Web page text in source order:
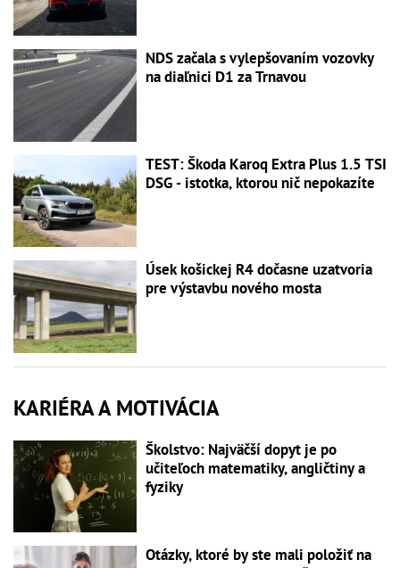
NDS začala s vylepšovaním vozovky
na diaľnici D1 za Trnavou
TEST: Škoda Karoq Extra Plus 1.5 TSI
DSG - istotka, ktorou nič nepokazíte
Úsek košickej R4 dočasne uzatvoria
pre výstavbu nového mosta
KARIÉRA A MOTIVÁCIA
Školstvo: Najväčší dopyt je po
učiteľoch matematiky, angličtiny a
fyziky
Otázky, ktoré by ste mali položiť na